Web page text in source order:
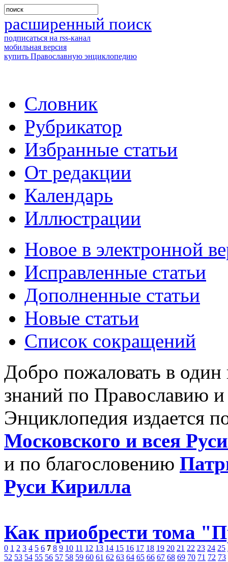
расширенный поиск
подписаться на rss-канал
мобильная версия
купить Православную энциклопедию
Словник
Рубрикатор
Избранные статьи
От редакции
Календарь
Иллюстрации
Новое в электронной
Исправленные статьи
Дополненные статьи
Новые статьи
Список сокращений
Добро пожаловать в
знаний по Православию
Энциклопедия издается
Московского и всея
и по благословению
Руси Кирилла
Как приобрести тома
0 1 2 3 4 5 6 7 8 9 10 11 12 13 14 15 16 17 18 19 20 21 22 23 24 25
52 53 54 55 56 57 58 59 60 61 62 63 64 65 66 67 68 69 70 71 72 73